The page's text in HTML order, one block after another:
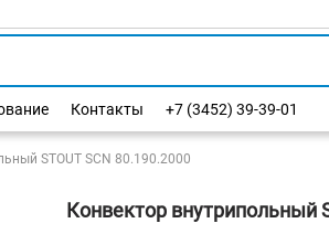
Контакты +7 (3452) 39-39-01
STOUT SCN 80.190.2000
Конвектор внутрипольный